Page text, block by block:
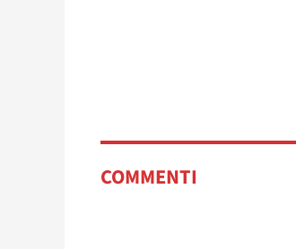
COMMENTI